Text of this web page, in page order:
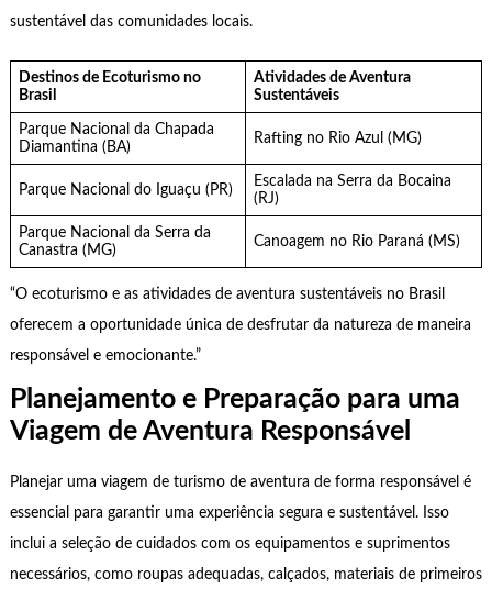
sustentável das comunidades locais.
Destinos de Ecoturismo no
Brasil
Atividades de Aventura
Sustentáveis
Parque Nacional da Chapada
Diamantina (BA)
Rafting no Rio Azul (MG)
Parque Nacional do Iguaçu (PR)
Escalada na Serra da Bocaina
(RJ)
Parque Nacional da Serra da
Canastra (MG)
Canoagem no Rio Paraná (MS)
“O ecoturismo e as atividades de aventura sustentáveis ​​no Brasil
oferecem a oportunidade única de desfrutar da natureza de maneira
responsável e emocionante.”
Planejamento e Preparação para uma
Viagem de Aventura Responsável
Planejar uma viagem de turismo de aventura de forma responsável é
essencial para garantir uma experiência segura e sustentável. Isso
inclui a seleção de cuidados com os equipamentos e suprimentos
necessários, como roupas adequadas, calçados, materiais de primeiros